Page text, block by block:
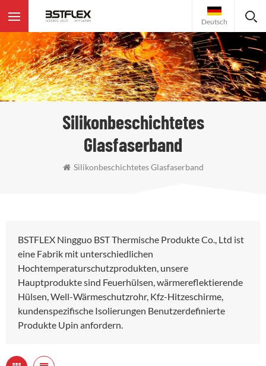
Deutsch
Silikonbeschichtetes
Glasfaserband
Silikonbeschichtetes Glasfaserband
BSTFLEX Ningguo BST Thermische Produkte Co., Ltd ist
eine Fabrik mit unterschiedlichen
Hochtemperaturschutzprodukten, unsere
Hauptprodukte sind Feuerhülsen, wärmereflektierende
Hülsen, Well-Wärmeschutzrohr, Kfz-Hitzeschirme,
kundenspezifische Isolierungen Benutzerdefinierte
Produkte Upin anfordern.